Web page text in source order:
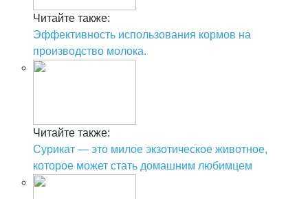
Читайте также:
Эффективность использования кормов на
производство молока.
Читайте также:
Сурикат — это милое экзотическое животное,
которое может стать домашним любимцем